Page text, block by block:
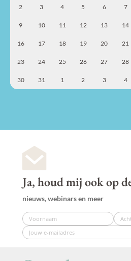
2 3 4 5 6 7
9 10 11 12 13 14
16 17 18 19 20 21
23 24 25 26 27 28
30 31 1 2 3 4
Ja, houd mij ook op
nieuws, webinars en meer